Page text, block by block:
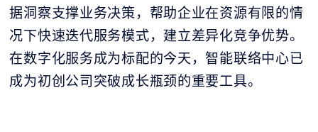
据洞察支撑业务决策，帮助企业在资源有限的情
况下快速迭代服务模式，建立差异化竞争优势。
在数字化服务成为标配的今天，智能联络中心已
成为初创公司突破成长瓶颈的重要工具。